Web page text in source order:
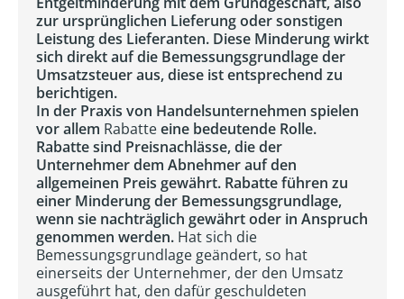
zur ursprünglichen Lieferung oder sonstigen
Leistung des Lieferanten. Diese Minderung wirkt
sich direkt auf die Bemessungsgrundlage der
Umsatzsteuer aus, diese ist entsprechend zu
berichtigen.
In der Praxis von Handelsunternehmen spielen
vor allem Rabatteeine bedeutende Rolle.
Rabatte sind Preisnachlässe, die der
Unternehmer dem Abnehmer auf den
allgemeinen Preis gewährt. Rabatte führen zu
einer Minderung der Bemessungsgrundlage,
wenn sie nachträglich gewährt oder in Anspruch
genommen werden. Hat sich die
Bemessungsgrundlage geändert, so hat
einerseits der Unternehmer, der den Umsatz
ausgeführt hat, den dafür geschuldeten